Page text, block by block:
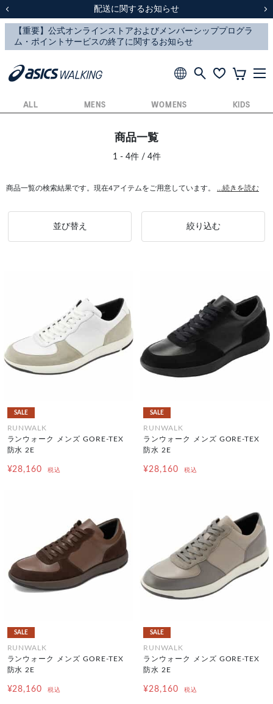
スクスク（SUKU2）価格改定のお知らせ
配送に関するお知らせ
スクスク（SUKU2）価格改定のお知らせ
配送に関するお知らせ
ALL MENS WOMENS KIDS
商品一覧
1 - 4件 / 4件
商品一覧の検索結果です。現在4アイテムをご用意しています。 ...続きを読む
並び替え 絞り込む
SALE
RUNWALK
ランウォーク メンズ GORE-TEX
防水 2E
¥28,160 税込
SALE
RUNWALK
ランウォーク メンズ GORE-TEX
防水 2E
¥28,160 税込
SALE
RUNWALK
ランウォーク メンズ GORE-TEX
防水 2E
¥28,160 税込
SALE
RUNWALK
ランウォーク メンズ GORE-TEX
防水 2E
¥28,160 税込